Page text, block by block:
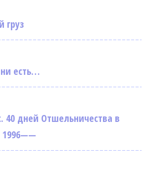
груз
есть…
дней Отшельничества в
1996——